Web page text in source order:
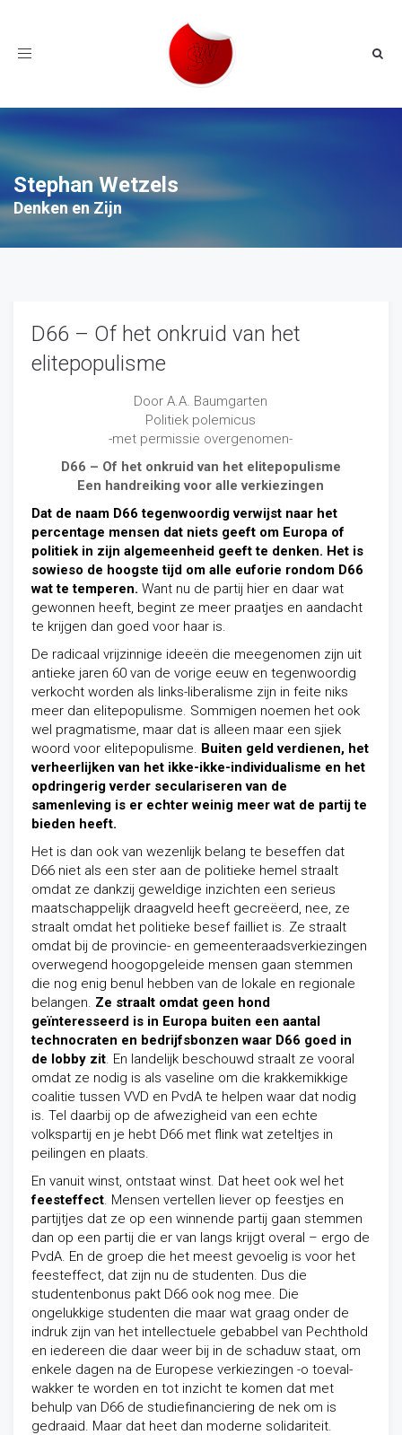
Toggle
Stephan Wetzels
Denken en Zijn
D66 – Of het onkruid van het
elitepopulisme
Door A.A. Baumgarten
Politiek polemicus
-met permissie overgenomen-
D66 – Of het onkruid van het elitepopulisme
Een handreiking voor alle verkiezingen
Dat de naam D66 tegenwoordig verwijst naar het
percentage mensen dat niets geeft om Europa of
politiek in zijn algemeenheid geeft te denken. Het is
sowieso de hoogste tijd om alle euforie rondom D66
wat te temperen. Want nu de partij hier en daar wat
gewonnen heeft, begint ze meer praatjes en aandacht
te krijgen dan goed voor haar is.
De radicaal vrijzinnige ideeën die meegenomen zijn uit
antieke jaren 60 van de vorige eeuw en tegenwoordig
verkocht worden als links-liberalisme zijn in feite niks
meer dan elitepopulisme. Sommigen noemen het ook
wel pragmatisme, maar dat is alleen maar een sjiek
woord voor elitepopulisme. Buiten geld verdienen, het
verheerlijken van het ikke-ikke-individualisme en het
opdringerig verder seculariseren van de
samenleving is er echter weinig meer wat de partij te
bieden heeft.
Het is dan ook van wezenlijk belang te beseffen dat
D66 niet als een ster aan de politieke hemel straalt
omdat ze dankzij geweldige inzichten een serieus
maatschappelijk draagveld heeft gecreëerd, nee, ze
straalt omdat het politieke besef failliet is. Ze straalt
omdat bij de provincie- en gemeenteraadsverkiezingen
overwegend hoogopgeleide mensen gaan stemmen
die nog enig benul hebben van de lokale en regionale
belangen. Ze straalt omdat geen hond
geïnteresseerd is in Europa buiten een aantal
technocraten en bedrijfsbonzen waar D66 goed in
de lobby zit. En landelijk beschouwd straalt ze vooral
omdat ze nodig is als vaseline om die krakkemikkige
coalitie tussen VVD en PvdA te helpen waar dat nodig
is. Tel daarbij op de afwezigheid van een echte
volkspartij en je hebt D66 met flink wat zeteltjes in
peilingen en plaats.
En vanuit winst, ontstaat winst. Dat heet ook wel het
feesteffect. Mensen vertellen liever op feestjes en
partijtjes dat ze op een winnende partij gaan stemmen
dan op een partij die er van langs krijgt overal – ergo de
PvdA. En de groep die het meest gevoelig is voor het
feesteffect, dat zijn nu de studenten. Dus die
studentenbonus pakt D66 ook nog mee. Die
ongelukkige studenten die maar wat graag onder de
indruk zijn van het intellectuele gebabbel van Pechthold
en iedereen die daar weer bij in de schaduw staat, om
enkele dagen na de Europese verkiezingen -o toeval-
wakker te worden en tot inzicht te komen dat met
behulp van D66 de studiefinanciering de nek om is
gedraaid. Maar dat heet dan moderne solidariteit.